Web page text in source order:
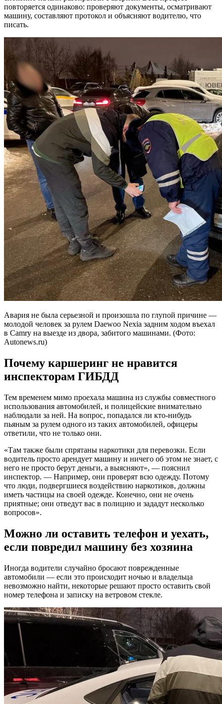
повторяется одинаково: проверяют документы, осматривают
машину, составляют протокол и объясняют водителю, что
писать.
Авария не была серьезной и произошла по глупой причине —
молодой человек за рулем Daewoo Nexia задним ходом въехал
в Camry на выезде из двора, забитого машинами. (Фото:
Autonews.ru)
Почему каршеринг не нравится
инспекторам ГИБДД
Тем временем мимо проехала машина из службы совместного
использования автомобилей, и полицейские внимательно
наблюдали за ней. На вопрос, попадался ли кто-нибудь
пьяным за рулем одного из таких автомобилей, офицеры
ответили, что не только они.
«Там также были спрятаны наркотики для перевозки. Если
водитель просто арендует машину и ничего об этом не знает, с
него не просто берут деньги, а выясняют», — пояснил
инспектор. — Например, они проверят всю одежду. Потому
что люди, подвергшиеся воздействию наркотиков, должны
иметь частицы на своей одежде. Конечно, они не очень
приятные; они отведут вас в полицию и зададут несколько
вопросов».
Можно ли оставить телефон и уехать,
если повредил машину без хозяина
Иногда водители случайно бросают поврежденные
автомобили — если это происходит ночью и владельца
невозможно найти, некоторые решают просто оставить свой
номер телефона и записку на ветровом стекле.